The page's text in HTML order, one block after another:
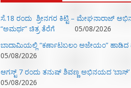
ಸೆ.18 ರಂದು ಶ್ರೀನಗರ ಕಿಟ್ಟಿ – ಮೇಘನಾರಾಜ್
“ಅಮರ್ಥ” ಚಿತ್ರ ತೆರೆಗೆ
05/08/2026
ಬಾದಾಮಿಯಲ್ಲಿ “ಕರ್ಣಾಟಬಲಂ ಅಜೇಯಂ” ಹಾಡಿದ
05/08/2026
ಆಗಸ್ಟ್ 7 ರಂದು ತನುಷ್ ಶಿವಣ್ಣ ಅಭಿನಯದ ‘ಬಾಸ್’
05/08/2026